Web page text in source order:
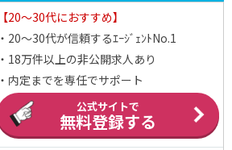
【20～30代におすすめ】
・20～30代が信頼するｴｰｼﾞｪﾝﾄNo.1
・18万件以上の非公開求人あり
・内定までを専任でサポート
公式サイトで
無料登録する